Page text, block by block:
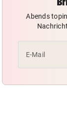
Abends
E-Mail